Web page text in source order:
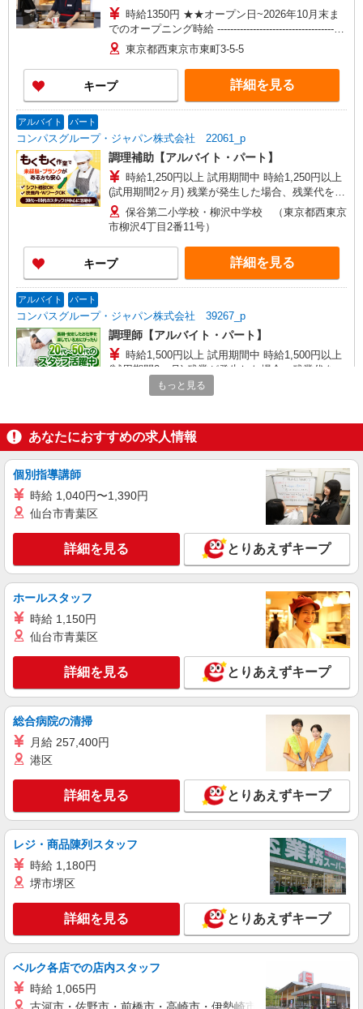
時給1350円 ★★オープン日~2026年10月末ま
でのオープニング時給 ----------------------------------------
-- 採用からオープン日前日まで/2026年11月から
一般時給1250円、高校生1250円
東京都西東京市東町3-5-5
キープ 詳細を見る
アルバイト パート
コンパスグループ・ジャパン株式会社 22061_p
調理補助【アルバイト・パート】
時給1,250円以上 試用期間中 時給1,250円以上
(試用期間2ヶ月) 残業が発生した場合、残業代を1
分単位で別途支給します。
保谷第二小学校・柳沢中学校 （東京都西東京
市柳沢4丁目2番11号）
キープ 詳細を見る
アルバイト パート
コンパスグループ・ジャパン株式会社 39267_p
調理師【アルバイト・パート】
時給1,500円以上 試用期間中 時給1,500円以上
(試用期間2ヶ月) 残業が発生した場合、残業代を1
分単位で別途支給します。
まどか東伏見 （東京都西東京市中町4-1-18
キープ
アルバイト パート
コンパスグループ・ジャパン株式会社 22061_p
時給1,400円以上 試用期間中 時給1,400円以上
(試用期間2ヶ月) 残業が発生した場合、残業代を1
分単位で別途支給します。
保谷第二小学校・柳沢中学校 （東京都西東京
市柳沢4丁目2番11号）
キープ 詳細を見る
アルバイト パート
そんぽの家S 東伏見
調理補助スタッフ
時給1270円〜1320円 ※経験等による ★希望収
入がありましたら、ご相談いただければ希望条件
に合うかの確認もいたします。 ★時間外手当別途
支給 ★上記金額は働きがい向上手当を含みます。
★働きがい向上手当※26年6月改定（地域により異
なる） 社会保険加入者は更に＋50円
東京都西東京市東伏見4丁目4番25号
キープ 詳細を見る
調理補助【アルバイト・パート】
分単位で別途支給します。
まどか東伏見 （東京都西東京市中町4-1-18
まどか東伏見内）
キープ
アルバイト パート
もっと見る
あなたにおすすめの求人情報
個別指導講師
時給 1,040円〜1,390円
仙台市青葉区
詳細を見る とりあえずキープ
ホールスタッフ
時給 1,150円
仙台市青葉区
詳細を見る とりあえずキープ
総合病院の清掃
月給 257,400円
港区
詳細を見る とりあえずキープ
レジ・商品陳列スタッフ
時給 1,180円
堺市堺区
詳細を見る とりあえずキープ
ベルク各店での店内スタッフ
時給 1,065円